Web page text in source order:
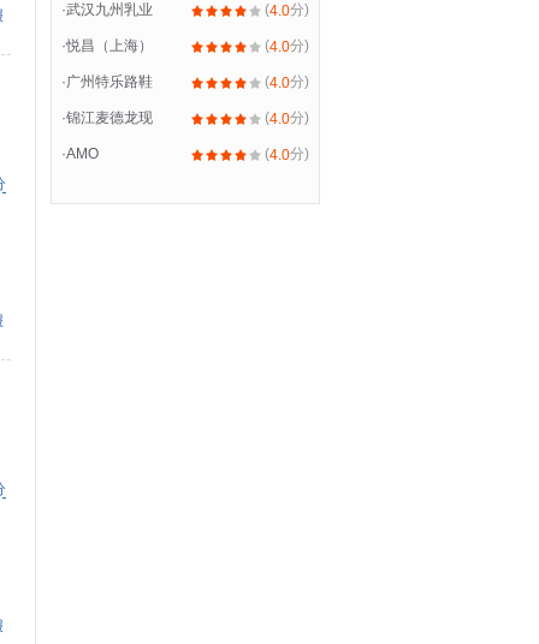
(4.0分)
·武汉九州乳业
(4.0分)
·悦昌（上海）
(4.0分)
·广州特乐路鞋
(4.0分)
·锦江麦德龙现
(4.0分)
·AMO